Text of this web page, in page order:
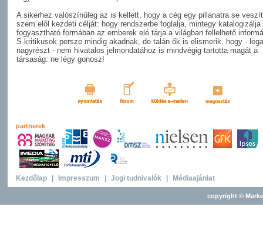
A sikerhez valószínűleg az is kellett, hogy a cég egy pillanatra se
szem elől kezdeti célját: hogy rendszerbe foglalja, mintegy katalogizálja
fogyasztható formában az emberek elé tárja a világban fellelhető
S kritikusok persze mindig akadnak, de talán ők is elismerik, hogy -
nagyrészt - nem hivatalos jelmondatához is mindvégig tartotta magát a
társaság: ne légy gonosz!
partnerek
Kezdőlap Impresszum Jogi tudnivalók Médiaajánlat
copyright ©